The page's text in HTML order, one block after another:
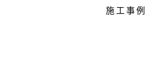
施工事例